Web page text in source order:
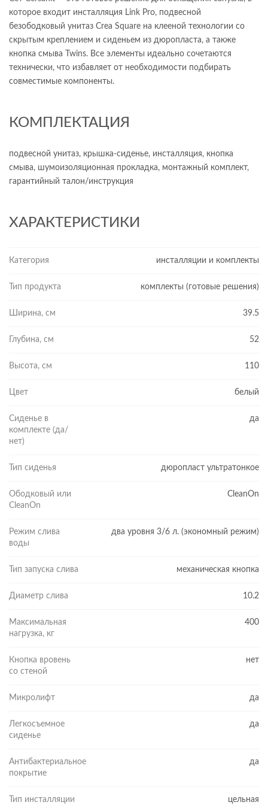
которое входит инсталляция Link Pro, подвесной
безободковый унитаз Crea Square на клееной технологии со
скрытым креплением и сиденьем из дюропласта, а также
кнопка смыва Twins. Все элементы идеально сочетаются
технически, что избавляет от необходимости подбирать
совместимые компоненты.
КОМПЛЕКТАЦИЯ
подвесной унитаз, крышка-сиденье, инсталляция, кнопка
смыва, шумоизоляционная прокладка, монтажный комплект,
гарантийный талон/инструкция
ХАРАКТЕРИСТИКИ
Категория инсталляции и комплекты
Тип продукта комплекты (готовые решения)
Ширина, см 39.5
Глубина, см 52
Высота, см 110
Цвет белый
Сиденье в
комплекте (да/
нет)
да
Тип сиденья дюропласт ультратонкое
Ободковый или
CleanOn
CleanOn
Режим слива
воды
два уровня 3/6 л. (экономный режим)
Тип запуска слива механическая кнопка
Диаметр слива 10.2
Максимальная
нагрузка, кг
400
Кнопка вровень
со стеной
нет
Микролифт да
Легкосъемное
сиденье
да
Антибактериальное
покрытие
да
Тип инсталляции цельная